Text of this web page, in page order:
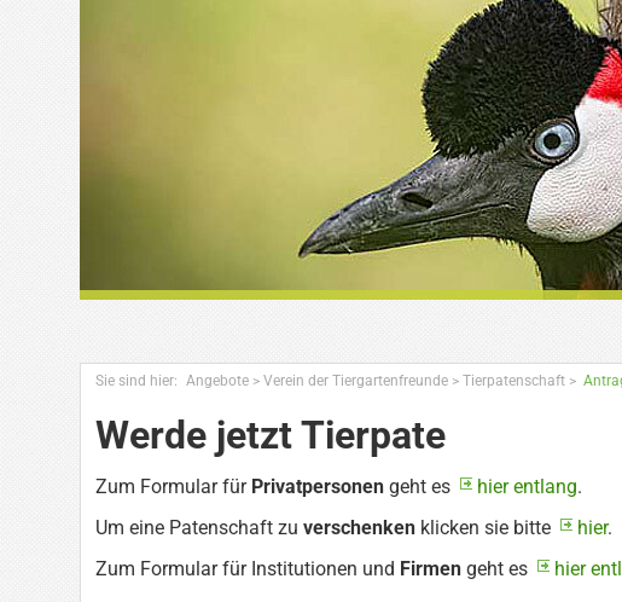
Sie sind hier: Angebote > Verein der Tiergartenfreunde > Tierpatenschaft >
Werde jetzt Tierpate
Zum Formular für Privatpersonen geht es hier entlang.
Um eine Patenschaft zu verschenken klicken sie bitte hier.
Zum Formular für Institutionen und Firmen geht es hier